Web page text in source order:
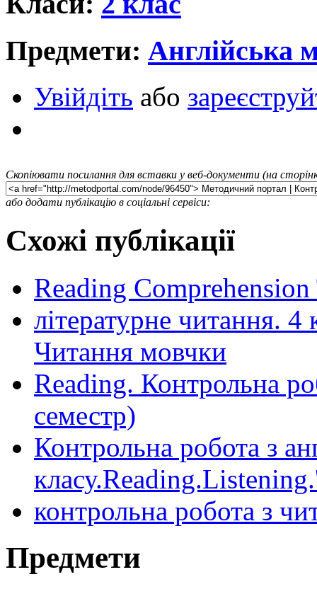
Предмети: Англійська
Увійдіть або
Скопіювати посилання для вставки у веб-документи (на
або додати публікацію в соціальні сервіси:
Схожі публікації
Reading
літературне читання.
Читання мовчки
Reading. Контрольна
семестр)
Контрольна робота з
контрольна робота з
Предмети